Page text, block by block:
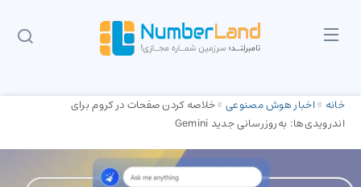
خانه »اخبار هوش مصنوعی»خلاصه‌ کردن صفحات در کروم برای
اندرویدی‌ها: به‌روزرسانی جدید Gemini